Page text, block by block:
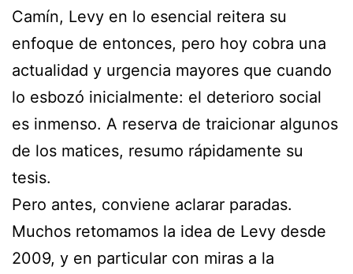
Camín, Levy en lo esencial reitera su
enfoque de entonces, pero hoy cobra una
actualidad y urgencia mayores que cuando
lo esbozó inicialmente: el deterioro social
es inmenso. A reserva de traicionar algunos
de los matices, resumo rápidamente su
tesis.
Pero antes, conviene aclarar paradas.
Muchos retomamos la idea de Levy desde
2009, y en particular con miras a la